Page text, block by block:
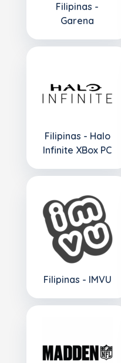
Filipinas -
Garena
Filipinas - Halo
Infinite XBox PC
Filipinas - IMVU